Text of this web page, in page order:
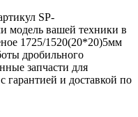
SP-
модель вашей техники в
1725/1520(20*20)5мм
дробильного
запчасти для
гарантией и доставкой по